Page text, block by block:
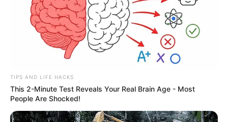
TIPS AND LIFE HACKS
This 2-Minute Test Reveals Your Real Brain Age - Most
People Are Shocked!